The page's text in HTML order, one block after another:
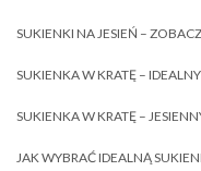
SUKIENKI NA JESIEŃ –
SUKIENKA W KRATĘ –
SUKIENKA W KRATĘ –
JAK WYBRAĆ IDEALNĄ